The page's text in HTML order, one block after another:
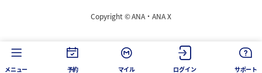
Copyright ©ANA・ANA X
メニュー 予約 マイル ログイン サポート